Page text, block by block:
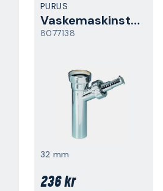
PURUS
Vaskemaskinstilkobling
8077138
32 mm
236 kr